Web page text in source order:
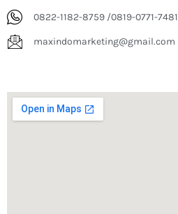
0822-1182-8759 /0819-0771-7481
maxindomarketing@gmail.com